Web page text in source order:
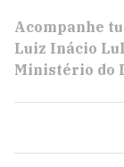
Acompanhe
Luiz Inácio
Ministério do